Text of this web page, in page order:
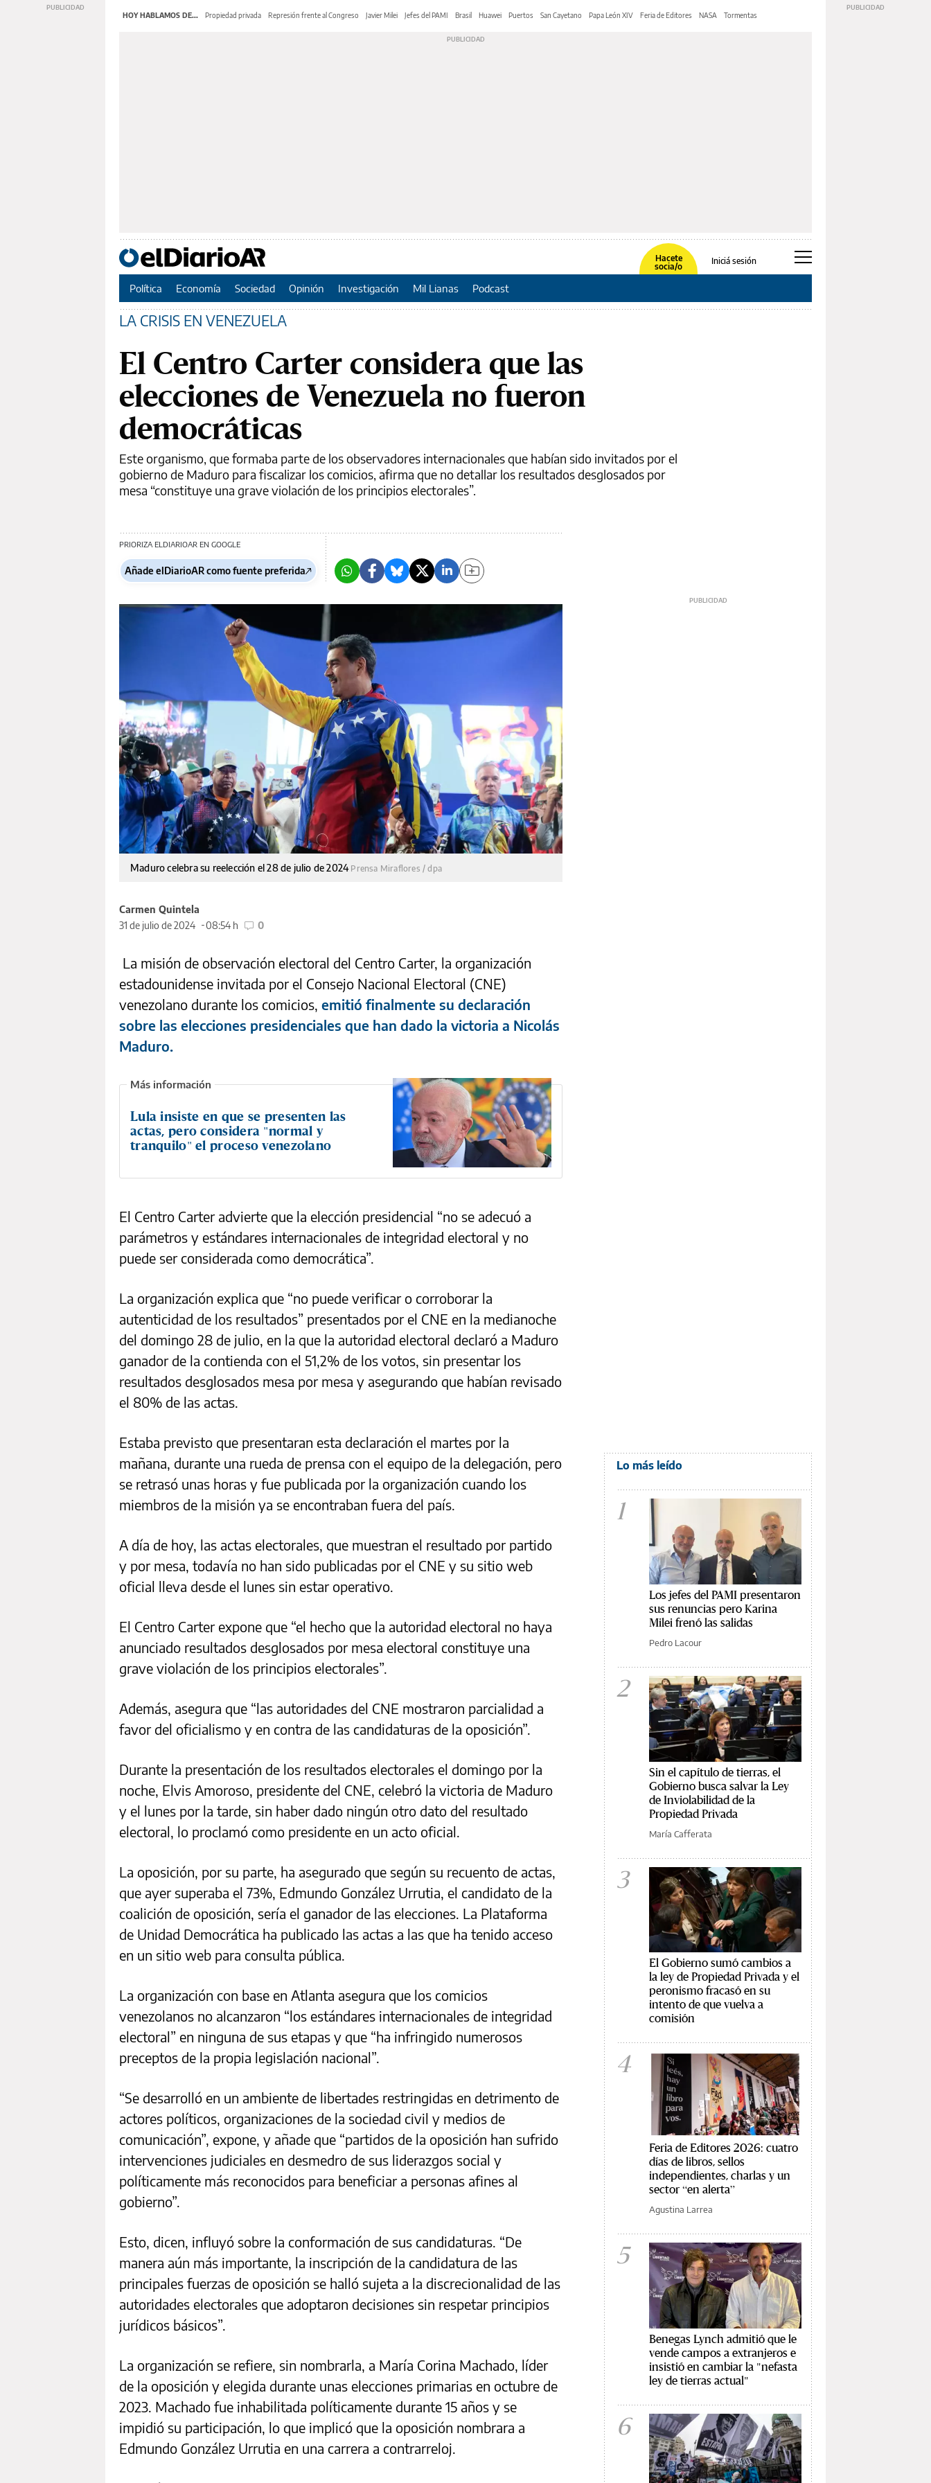
HOY HABLAMOS DE... Propiedad privada Represión frente al Congreso Javier Milei Jefes del PAMI Brasil Huawei Puertos San Cayetano Papa León XIV Feria de Editores NASA Tormentas
Hacete
socia/o
Iniciá sesión
Política Economía Sociedad Opinión Investigación Mil Lianas Podcast
LA CRISIS EN VENEZUELA
El Centro Carter considera que las
elecciones de Venezuela no fueron
democráticas
Este organismo, que formaba parte de los observadores internacionales que habían sido invitados por el
gobierno de Maduro para fiscalizar los comicios, afirma que no detallar los resultados desglosados por
mesa “constituye una grave violación de los principios electorales”.
PRIORIZA ELDIARIOAR EN GOOGLE
Añade elDiarioAR como fuente preferida
Maduro celebra su reelección el 28 de julio de 2024 Prensa Miraflores / dpa
Carmen Quintela
31 de julio de 2024
08:54 h 0
La misión de observación electoral del Centro Carter, la organización
estadounidense invitada por el Consejo Nacional Electoral (CNE)
venezolano durante los comicios, emitió finalmente su declaración
sobre las elecciones presidenciales que han dado la victoria a Nicolás
Maduro.
Lula insiste en que se presenten las
actas, pero considera "normal y
tranquilo" el proceso venezolano
El Centro Carter advierte que la elección presidencial “no se adecuó a
parámetros y estándares internacionales de integridad electoral y no
puede ser considerada como democrática”.
La organización explica que “no puede verificar o corroborar la
autenticidad de los resultados” presentados por el CNE en la medianoche
del domingo 28 de julio, en la que la autoridad electoral declaró a Maduro
ganador de la contienda con el 51,2% de los votos, sin presentar los
resultados desglosados mesa por mesa y asegurando que habían revisado
el 80% de las actas.
Estaba previsto que presentaran esta declaración el martes por la
mañana, durante una rueda de prensa con el equipo de la delegación, pero
se retrasó unas horas y fue publicada por la organización cuando los
miembros de la misión ya se encontraban fuera del país.
A día de hoy, las actas electorales, que muestran el resultado por partido
y por mesa, todavía no han sido publicadas por el CNE y su sitio web
oficial lleva desde el lunes sin estar operativo.
El Centro Carter expone que “el hecho que la autoridad electoral no haya
anunciado resultados desglosados por mesa electoral constituye una
grave violación de los principios electorales”.
Además, asegura que “las autoridades del CNE mostraron parcialidad a
favor del oficialismo y en contra de las candidaturas de la oposición”.
Durante la presentación de los resultados electorales el domingo por la
noche, Elvis Amoroso, presidente del CNE, celebró la victoria de Maduro
y el lunes por la tarde, sin haber dado ningún otro dato del resultado
electoral, lo proclamó como presidente en un acto oficial.
La oposición, por su parte, ha asegurado que según su recuento de actas,
que ayer superaba el 73%, Edmundo González Urrutia, el candidato de la
coalición de oposición, sería el ganador de las elecciones. La Plataforma
de Unidad Democrática ha publicado las actas a las que ha tenido acceso
en un sitio web para consulta pública.
La organización con base en Atlanta asegura que los comicios
venezolanos no alcanzaron “los estándares internacionales de integridad
electoral” en ninguna de sus etapas y que “ha infringido numerosos
preceptos de la propia legislación nacional”.
“Se desarrolló en un ambiente de libertades restringidas en detrimento de
actores políticos, organizaciones de la sociedad civil y medios de
comunicación”, expone, y añade que “partidos de la oposición han sufrido
intervenciones judiciales en desmedro de sus liderazgos social y
políticamente más reconocidos para beneficiar a personas afines al
gobierno”.
Esto, dicen, influyó sobre la conformación de sus candidaturas. “De
manera aún más importante, la inscripción de la candidatura de las
principales fuerzas de oposición se halló sujeta a la discrecionalidad de las
autoridades electorales que adoptaron decisiones sin respetar principios
jurídicos básicos”.
La organización se refiere, sin nombrarla, a María Corina Machado, líder
de la oposición y elegida durante unas elecciones primarias en octubre de
2023. Machado fue inhabilitada políticamente durante 15 años y se
impidió su participación, lo que implicó que la oposición nombrara a
Edmundo González Urrutia en una carrera a contrarreloj.
Lo más leído
1
Los jefes del PAMI presentaron
sus renuncias pero Karina
Milei frenó las salidas
Pedro Lacour
2
Sin el capítulo de tierras, el
Gobierno busca salvar la Ley
de Inviolabilidad de la
Propiedad Privada
María Cafferata
3
El Gobierno sumó cambios a
la ley de Propiedad Privada y el
peronismo fracasó en su
intento de que vuelva a
comisión
4
Feria de Editores 2026: cuatro
días de libros, sellos
independientes, charlas y un
sector “en alerta”
Agustina Larrea
5
Benegas Lynch admitió que le
vende campos a extranjeros e
insistió en cambiar la "nefasta
ley de tierras actual"
6